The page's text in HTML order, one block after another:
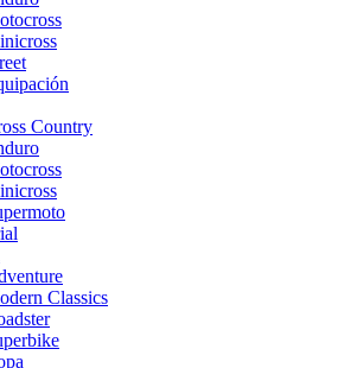
Country
Classics